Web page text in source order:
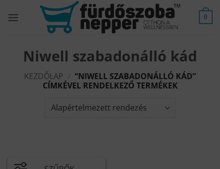
0
Niwell szabadonálló kád
KEZDŐLAP
“NIWELL SZABADONÁLLÓ KÁD”
CÍMKÉVEL RENDELKEZŐ TERMÉKEK